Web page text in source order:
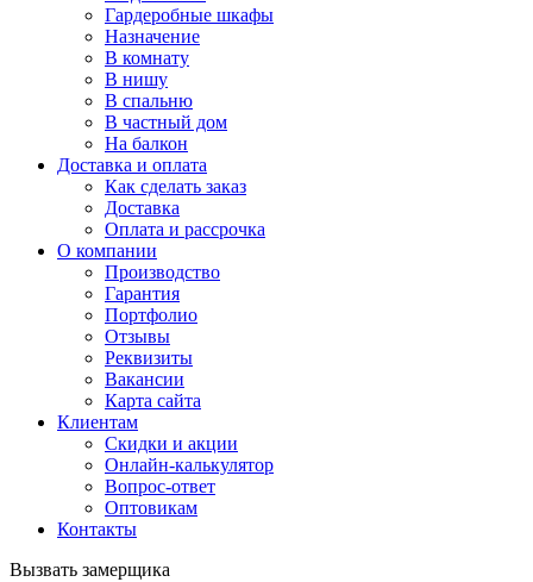
Гардеробные шкафы
Назначение
В комнату
В нишу
В спальню
В частный дом
На балкон
Доставка и оплата
Как сделать заказ
Доставка
Оплата и рассрочка
О компании
Производство
Гарантия
Портфолио
Отзывы
Реквизиты
Вакансии
Карта сайта
Клиентам
Скидки и акции
Онлайн-калькулятор
Вопрос-ответ
Оптовикам
Контакты
Вызвать замерщика